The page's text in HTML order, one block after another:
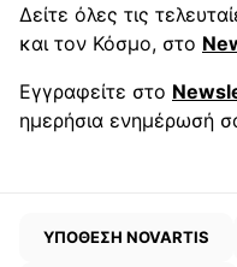
Δείτε όλες τις
και τον Κόσμο, στο
Εγγραφείτε στο
ημερήσια ενημέρωσή
ΥΠΟΘΕΣΗ NOVARTIS